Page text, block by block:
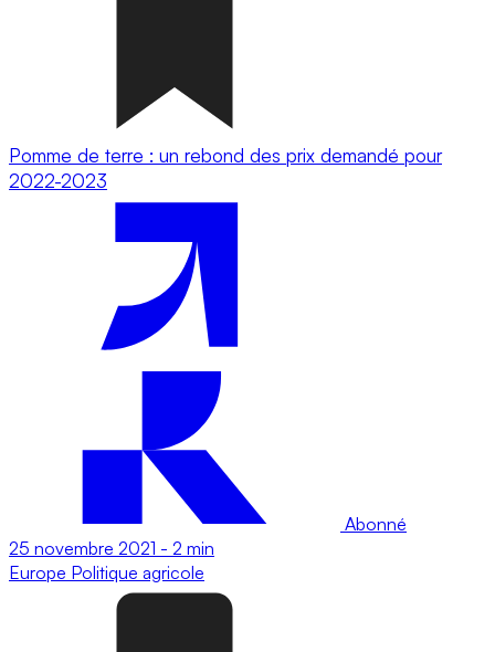
Pomme de terre : un rebond des prix demandé pour
2022-2023
Abonné
25 novembre 2021 - 2 min
Europe Politique agricole